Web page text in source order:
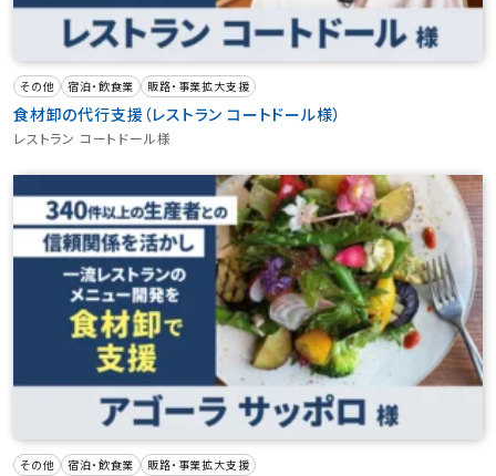
その他 宿泊・飲食業 販路・事業拡大支援
食材卸の代行支援（レストラン コートドール様）
レストラン コートドール様
その他 宿泊・飲食業 販路・事業拡大支援